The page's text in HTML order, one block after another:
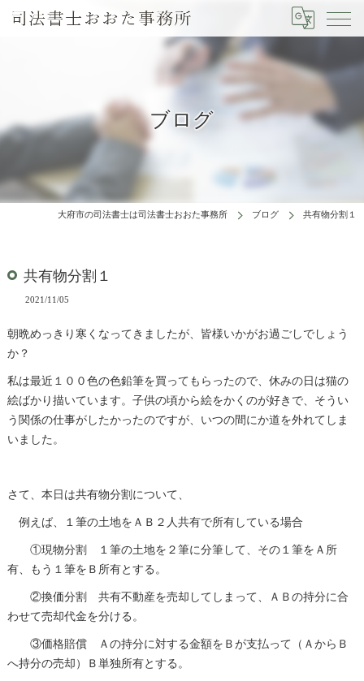
ブログ
大府市の司法書士は司法書士おおた事務所 ブログ 共有物分割１
共有物分割１
2021/11/05
朝晩めっきり寒くなってきましたが、皆様いかがお過ごしでしょう
か？
私は最近１００色の色鉛筆を買ってもらったので、休みの日は猫の
絵ばかり描いています。子供の頃から絵をかくのが好きで、そうい
う関係の仕事がしたかったのですが、いつの間にか道を外れてしま
いました。
さて、本日は共有物分割について、
例えば、１筆の土地をＡＢ２人共有で所有している場合
①現物分割 １筆の土地を２筆に分筆して、その１筆をＡ所
有、もう１筆をＢ所有とする。
②換価分割 共有不動産を売却してしまって、ＡＢの持分に合
わせて売却代金を分ける。
③価格賠償 Ａの持分に対する金額をＢが支払って（ＡからＢ
へ持分の売却）Ｂ単独所有とする。